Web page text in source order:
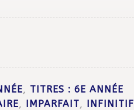
, TITRES : 6E ANNÉE
, IMPARFAIT, INFINITIF